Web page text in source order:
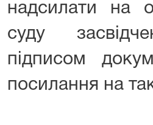
надсилати на
суду
підписом
посилання на